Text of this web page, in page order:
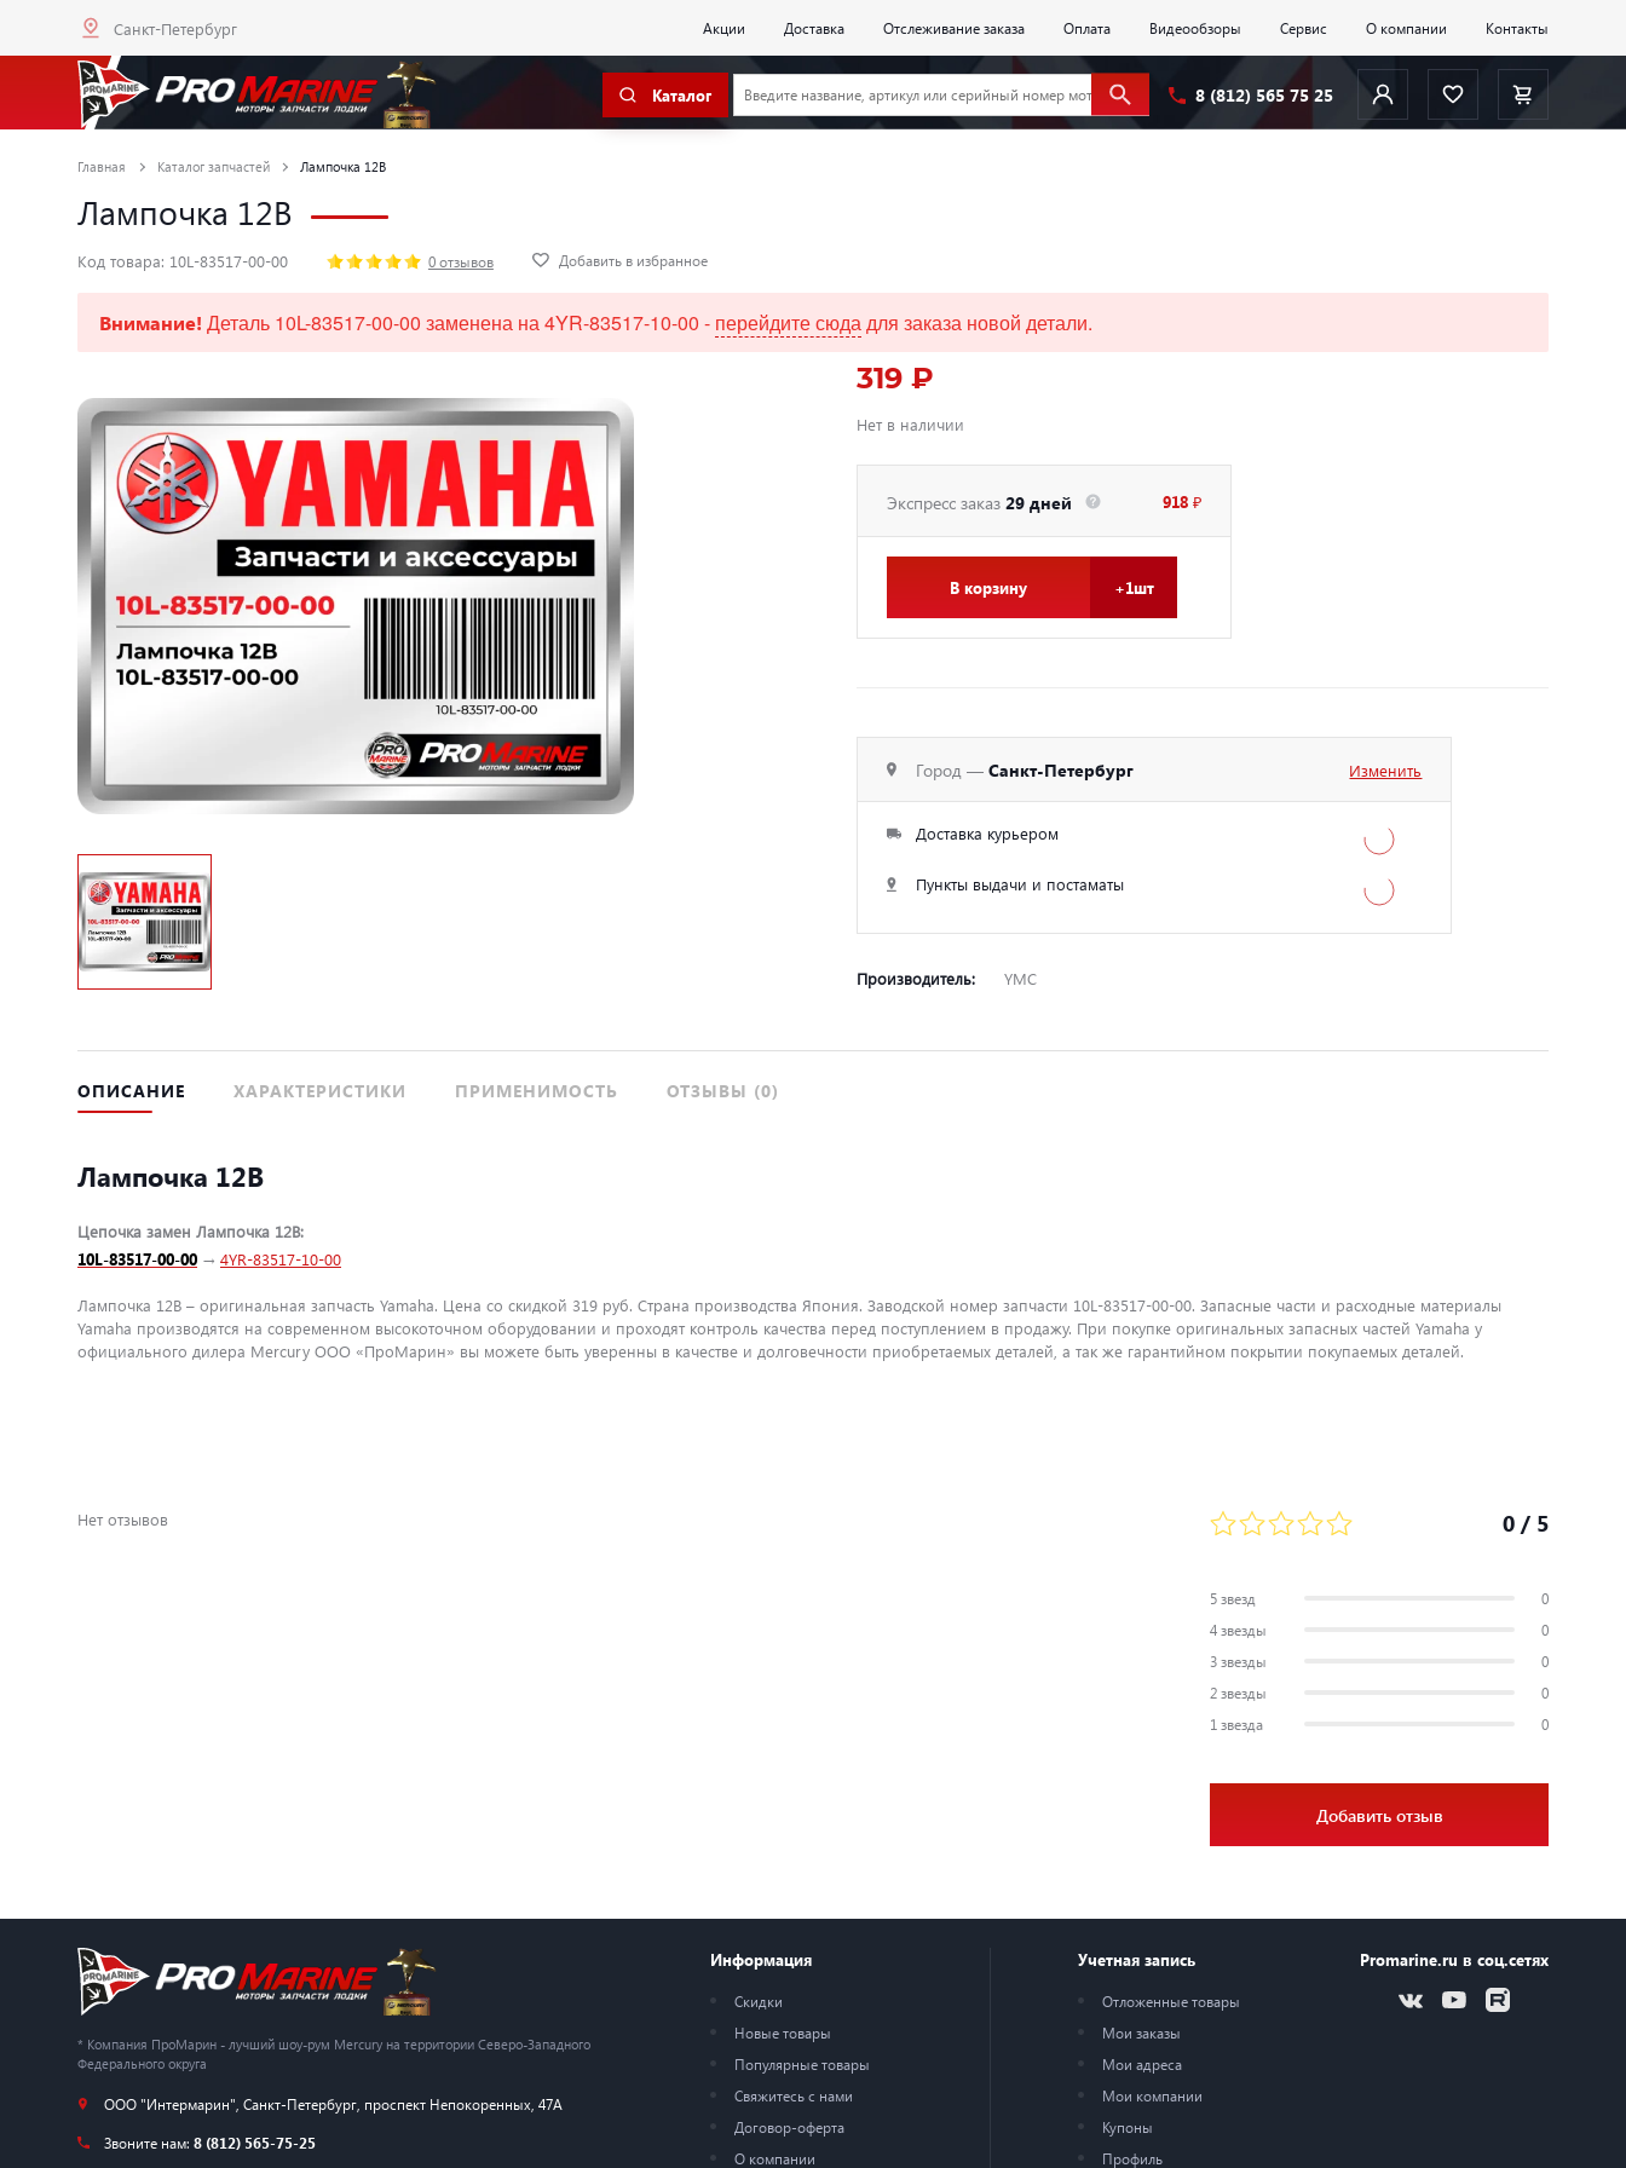
Санкт-Петербург Акции Доставка Отслеживание заказа Оплата Видеообзоры Сервис О компании Контакты
Каталог 8 (812) 565 75 25
Главная Каталог запчастей Лампочка 12В
Лампочка 12В
Код товара: 10L-83517-00-00 0 отзывов Добавить в избранное
Внимание! Деталь 10L-83517-00-00 заменена на 4YR-83517-10-00 - перейдите сюдадля заказа новой детали.
319 ₽
Нет в наличии
Экспресс заказ29 дней 918 ₽
В корзину +1шт
Город —Санкт-Петербург Изменить
Доставка курьером
Пункты выдачи и постаматы
Производитель: YMC
ОПИСАНИЕ ХАРАКТЕРИСТИКИ ПРИМЕНИМОСТЬ ОТЗЫВЫ (0)
Лампочка 12В
Цепочка замен Лампочка 12В:
10L-83517-00-00 → 4YR-83517-10-00
Лампочка 12В – оригинальная запчасть Yamaha. Цена со скидкой 319 руб. Страна производства Япония. Заводской номер запчасти 10L-83517-00-00. Запасные части и расходные материалы
Yamaha производятся на современном высокоточном оборудовании и проходят контроль качества перед поступлением в продажу. При покупке оригинальных запасных частей Yamaha у
официального дилера Mercury ООО «ПроМарин» вы можете быть уверенны в качестве и долговечности приобретаемых деталей, а так же гарантийном покрытии покупаемых деталей.
0 / 5
5 звезд
0
4 звезды
0
3 звезды
0
2 звезды
0
1 звезда
0
Добавить отзыв
Нет отзывов
* Компания ПроМарин - лучший шоу-рум Mercury на территории Северо-Западного
Федерального округа
ООО "Интермарин" Санкт-Петербург, проспект Непокоренных, 47А
Звоните нам: 8 (812) 565-75-25
Информация
Скидки
Новые товары
Популярные товары
Свяжитесь с нами
Договор-оферта
О компании
Учетная запись
Отложенные товары
Мои заказы
Мои адреса
Мои компании
Купоны
Профиль
Promarine.ru в соц.сетях